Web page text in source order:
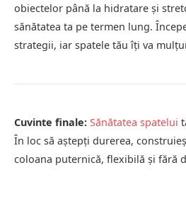
obiectelor până la hidratare și
sănătatea ta pe termen lung.
strategii, iar spatele tău îți va
Cuvinte finale: Sănătatea spatelui
În loc să aștepți durerea,
coloana puternică, flexibilă și fără